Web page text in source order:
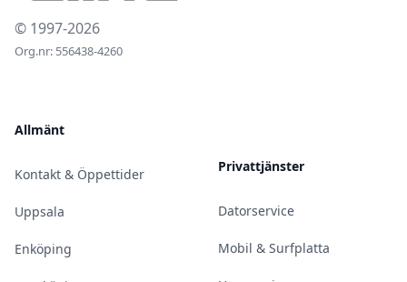
© 1997-2026
Org.nr: 556438-4260
Allmänt
Kontakt & Öppettider
Uppsala
Enköping
Privattjänster
Datorservice
Mobil & Surfplatta